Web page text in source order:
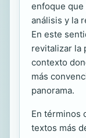
enfoque
análisis y la
En este
revitalizar la
contexto
más
panorama.
En términos
textos más